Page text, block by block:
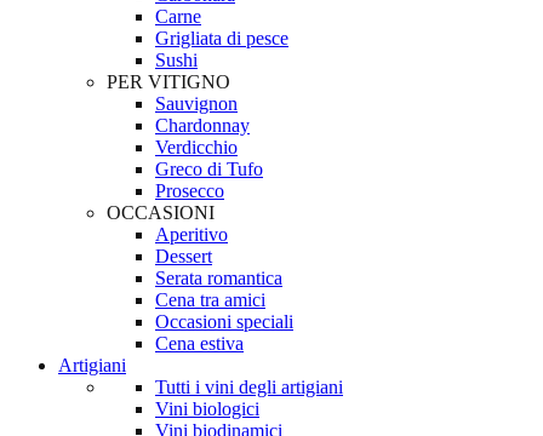
Carne
Grigliata di pesce
Sushi
PER VITIGNO
Sauvignon
Chardonnay
Verdicchio
Greco di Tufo
Prosecco
OCCASIONI
Aperitivo
Dessert
Serata romantica
Cena tra amici
Occasioni speciali
Cena estiva
Artigiani
Tutti i vini degli artigiani
Vini biologici
Vini biodinamici